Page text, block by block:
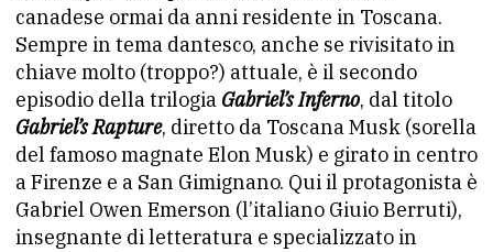
canadese ormai da anni residente in Toscana.
Sempre in tema dantesco, anche se rivisitato in
chiave molto (troppo?) attuale, è il secondo
episodio della trilogia Gabriel’s Inferno, dal titolo
Gabriel’s Rapture, diretto da Toscana Musk (sorella
del famoso magnate Elon Musk) e girato in centro
a Firenze e a San Gimignano. Qui il protagonista è
Gabriel Owen Emerson (l’italiano Giuio Berruti),
insegnante di letteratura e specializzato in